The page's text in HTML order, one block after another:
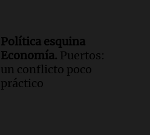
Política esquina
Economía. Puertos:
un conflicto poco
práctico